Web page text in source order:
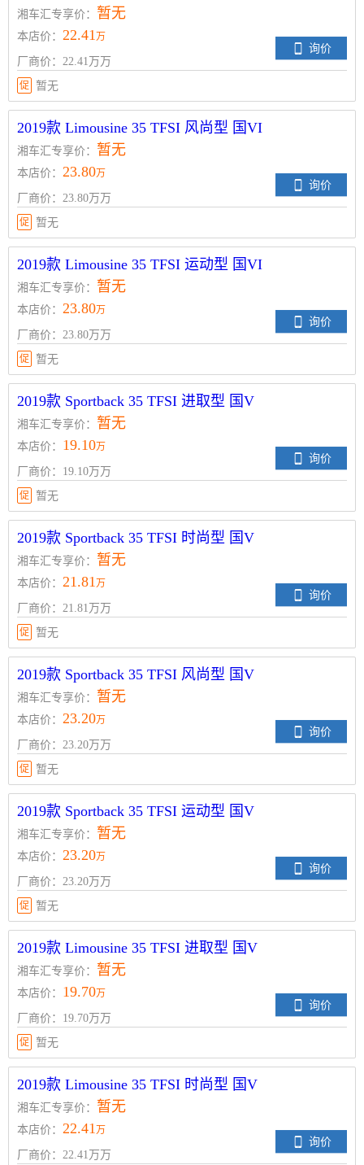
湘车汇专享价： 暂无
本店价： 22.41万
厂商价：22.41万万
询价
促 暂无
2019款 Limousine 35 TFSI 风尚型 国VI
湘车汇专享价： 暂无
本店价： 23.80万
厂商价：23.80万万
询价
促 暂无
2019款 Limousine 35 TFSI 运动型 国VI
湘车汇专享价： 暂无
本店价： 23.80万
厂商价：23.80万万
询价
促 暂无
2019款 Sportback 35 TFSI 进取型 国V
湘车汇专享价： 暂无
本店价： 19.10万
厂商价：19.10万万
询价
促 暂无
2019款 Sportback 35 TFSI 时尚型 国V
湘车汇专享价： 暂无
本店价： 21.81万
厂商价：21.81万万
询价
促 暂无
2019款 Sportback 35 TFSI 风尚型 国V
湘车汇专享价： 暂无
本店价： 23.20万
厂商价：23.20万万
询价
促 暂无
2019款 Sportback 35 TFSI 运动型 国V
湘车汇专享价： 暂无
本店价： 23.20万
厂商价：23.20万万
询价
促 暂无
2019款 Limousine 35 TFSI 进取型 国V
湘车汇专享价： 暂无
本店价： 19.70万
厂商价：19.70万万
询价
促 暂无
2019款 Limousine 35 TFSI 时尚型 国V
湘车汇专享价： 暂无
本店价： 22.41万
厂商价：22.41万万
询价